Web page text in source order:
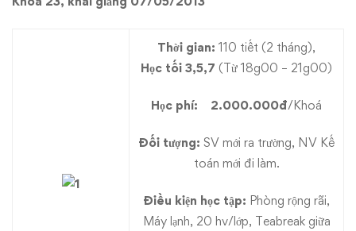
Thời gian: 110 tiết (2 tháng),
Học tối 3,5,7 (Từ 18g00 – 21g00)
Học phí: 2.000.000đ/Khoá
Đối tượng: SV mới ra trường, NV Kế
toán mới đi làm.
Điều kiện học tập: Phòng rộng rãi,
Máy lạnh, 20 hv/lớp, Teabreak giữa